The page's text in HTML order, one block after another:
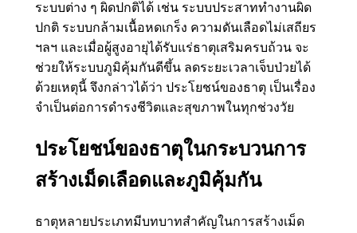
ระบบต่าง ๆ ผิดปกติได้ เช่น ระบบประสาททำงานผิด
ปกติ ระบบกล้ามเนื้อหดเกร็ง ความดันเลือดไม่เสถียร
ฯลฯ และเมื่อผู้สูงอายุได้รับแร่ธาตุเสริมครบถ้วน จะ
ช่วยให้ระบบภูมิคุ้มกันดีขึ้น ลดระยะเวลาเจ็บป่วยได้
ด้วยเหตุนี้ จึงกล่าวได้ว่า ประโยชน์ของธาตุ เป็นเรื่อง
จำเป็นต่อการดำรงชีวิตและสุขภาพในทุกช่วงวัย
ประโยชน์ของธาตุในกระบวนการ
สร้างเม็ดเลือดและภูมิคุ้มกัน
ธาตุหลายประเภทมีบทบาทสำคัญในการสร้างเม็ด